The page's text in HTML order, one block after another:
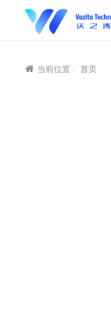
当前位置 : 首页